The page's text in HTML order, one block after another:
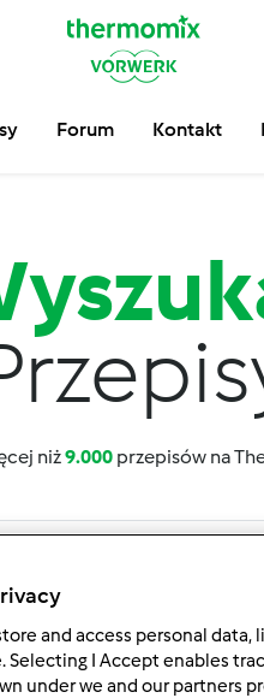
Forum Kontakt
niż9.000 przepisów na
200wyniki dla:sernik
and access personal data,
Selecting I Accept enables
under we and our partners